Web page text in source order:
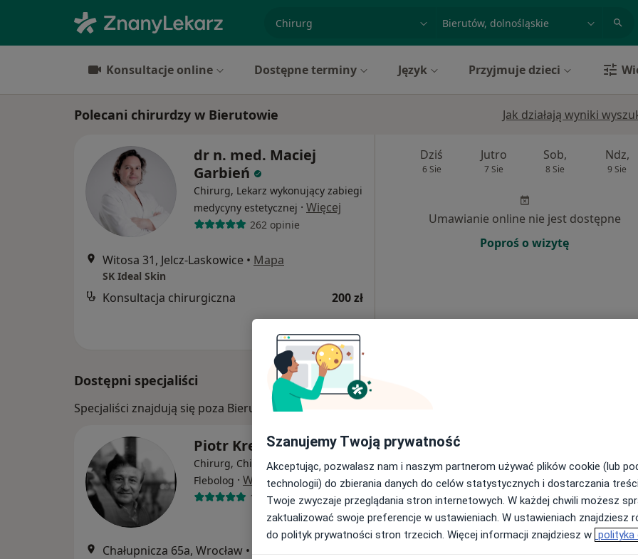
miasto lub dzielnica
Konsultacje online Dostępne terminy Język Przyjmuje dzieci
Polecani chirurdzy w Bierutowie Jak działają wyniki
dr n. med. Maciej
Garbień
Chirurg, Lekarz wykonujący zabiegi
medycyny estetycznej · Więcej
262 opinie
Witosa 31, Jelcz-Laskowice • Mapa
SK Ideal Skin
Konsultacja chirurgiczna 200 zł
Dziś
6 Sie
Jutro
7 Sie
Sob,
8 Sie
Ndz,
9 Sie
Umawianie online nie jest dostępne
Poproś o wizytę
Dostępni specjaliści
Specjaliści znajdują się poza Bierutów, dolnośląskie, w obszarach bliskich Twojemu wyszukiwaniu.
Piotr Krefft
Chirurg, Chirurg naczyniowy,
Flebolog · Więcej
114 opinii
Chałupnicza 65a, Wrocław •
Dziś
8 Sie 9 Sie
Umawianie online nie jest dostępne
Poproś o wizytę
Szanujemy Twoją prywatność
Akceptując, pozwalasz nam i naszym partnerom używać plików cookie (lub
technologii) do zbierania danych do celów statystycznych i dostarczania
Twoje zwyczaje przeglądania stron internetowych. W każdej chwili możesz
zaktualizować swoje preferencje w ustawieniach. W ustawieniach znajdziesz
do polityk prywatności stron trzecich. Więcej informacji znajdziesz w polityka